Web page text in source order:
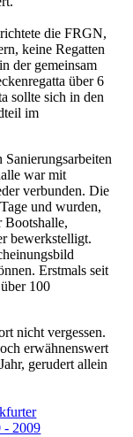
die FRGN,
keine Regatten
der gemeinsam
über 6
sollte sich in den
im
war mit
verbunden. Die
und wurden,
Bootshalle,
bewerkstelligt.
Erstmals seit
100
nicht vergessen.
erwähnenswert
gerudert allein
- 2009